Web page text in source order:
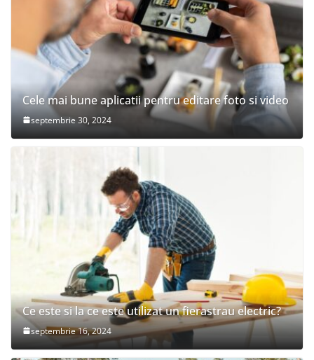
Cele mai bune aplicatii pentru editare foto si video
septembrie 30, 2024
Ce este si la ce este utilizat un fierastrau electric?
septembrie 16, 2024